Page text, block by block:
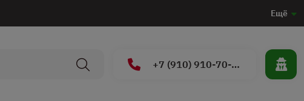
Ещё
+7 (910) 910-70-15